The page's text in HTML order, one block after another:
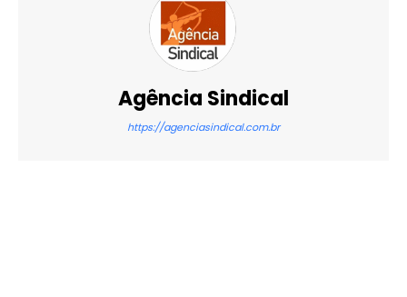
Agência Sindical
https://agenciasindical.com.br